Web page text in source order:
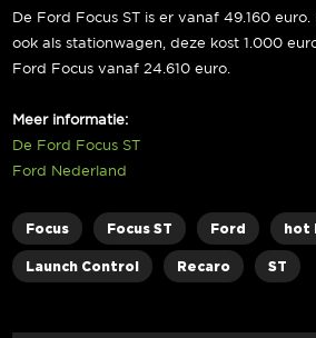
De Ford Focus ST is er vanaf 49.160
ook als stationwagen, deze kost 1.000
Ford Focus vanaf 24.610 euro.
Meer informatie:
De Ford Focus ST
Ford Nederland
Focus Focus ST Ford hot
Launch Control Recaro ST